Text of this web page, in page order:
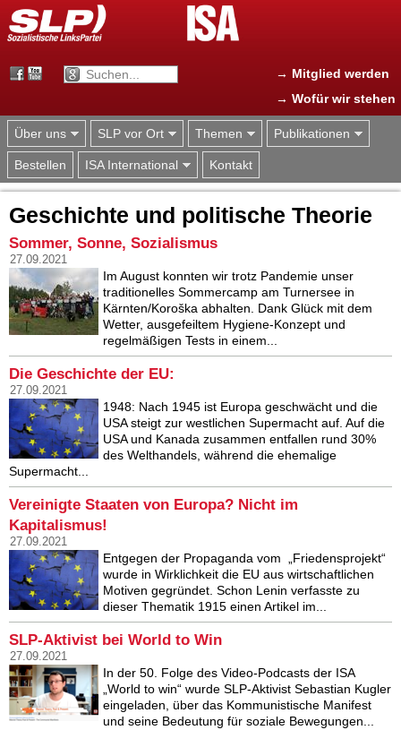
Jump to navigation
→ Mitglied werden
→ Wofür wir stehen
Über uns SLP vor Ort Themen Publikationen
Bestellen ISA International Kontakt
Geschichte und politische Theorie
Sommer, Sonne, Sozialismus
27.09.2021
Im August konnten wir trotz Pandemie unser
traditionelles Sommercamp am Turnersee in
Kärnten/Koroška abhalten. Dank Glück mit dem
Wetter, ausgefeiltem Hygiene-Konzept und
regelmäßigen Tests in einem...
Die Geschichte der EU:
27.09.2021
1948: Nach 1945 ist Europa geschwächt und die
USA steigt zur westlichen Supermacht auf. Auf die
USA und Kanada zusammen entfallen rund 30%
des Welthandels, während die ehemalige
Supermacht...
Vereinigte Staaten von Europa? Nicht im
Kapitalismus!
27.09.2021
Entgegen der Propaganda vom „Friedensprojekt“
wurde in Wirklichkeit die EU aus wirtschaftlichen
Motiven gegründet. Schon Lenin verfasste zu
dieser Thematik 1915 einen Artikel im...
SLP-Aktivist bei World to Win
27.09.2021
In der 50. Folge des Video-Podcasts der ISA
„World to win“ wurde SLP-Aktivist Sebastian Kugler
eingeladen, über das Kommunistische Manifest
und seine Bedeutung für soziale Bewegungen...